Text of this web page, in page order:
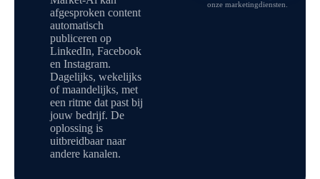
afgesproken content
automatisch
publiceren op
LinkedIn, Facebook
en Instagram.
Dagelijks, wekelijks
of maandelijks, met
een ritme dat past bij
jouw bedrijf. De
oplossing is
uitbreidbaar naar
andere kanalen.
onze marketingdiensten.